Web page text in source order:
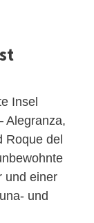
Insel
Alegranza,
Roque del
und einer
und